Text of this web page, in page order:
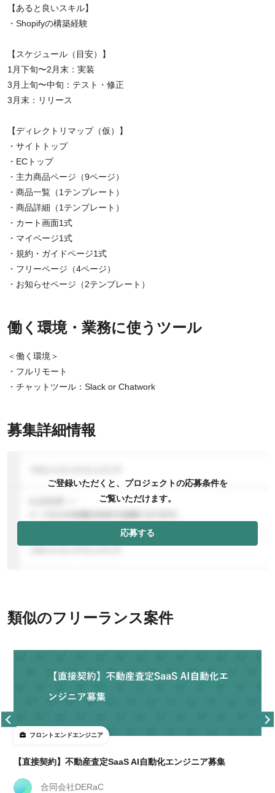
【あると良いスキル】
・Shopifyの構築経験
【スケジュール（目安）】
1月下旬〜2月末：実装
3月上旬〜中旬：テスト・修正
3月末：リリース
【ディレクトリマップ（仮）】
・サイトトップ
・ECトップ
・主力商品ページ（9ページ）
・商品一覧（1テンプレート）
・商品詳細（1テンプレート）
・カート画面1式
・マイページ1式
・規約・ガイドページ1式
・フリーページ（4ページ）
・お知らせページ（2テンプレート）
働く環境・業務に使うツール
＜働く環境＞
・フルリモート
・チャットツール：Slack or Chatwork
募集詳細情報
ご登録いただくと、プロジェクトの応募条件を
ご覧いただけます。
応募する
類似のフリーランス案件
フロントエンドエンジニア
【直接契約】不動産査定SaaS AI自動化エンジニア募集
合同会社DERaC